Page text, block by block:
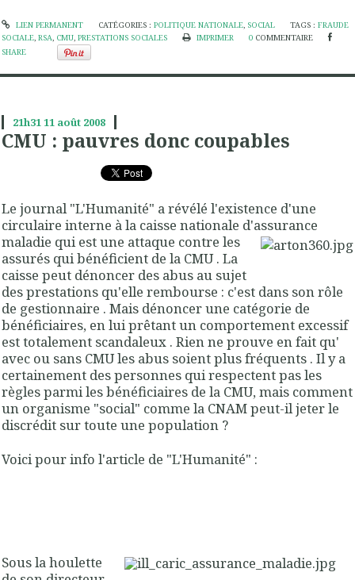
LIEN PERMANENT CATÉGORIES : POLITIQUE NATIONALE, SOCIAL TAGS :FRAUDE
SOCIALE, RSA, CMU, PRESTATIONS SOCIALES IMPRIMER 0 COMMENTAIRE
SHARE
21h3111 août 2008
CMU : pauvres donc coupables
Le journal "L'Humanité" a révélé l'existence d'une
circulaire interne à la caisse nationale d'assurance
maladie qui est une attaque contre les
assurés qui bénéficient de la CMU . La
caisse peut dénoncer des abus au sujet
des prestations qu'elle rembourse : c'est dans son rôle
de gestionnaire . Mais dénoncer une catégorie de
bénéficiaires, en lui prêtant un comportement excessif
est totalement scandaleux . Rien ne prouve en fait qu'
avec ou sans CMU les abus soient plus fréquents . Il y a
certainement des personnes qui respectent pas les
règles parmi les bénéficiaires de la CMU, mais comment
un organisme "social" comme la CNAM peut-il jeter le
discrédit sur toute une population ?
Voici pour info l'article de "L'Humanité" :
Sous la houlette